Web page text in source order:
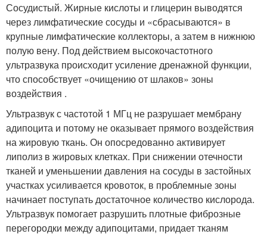
Сосудистый. Жирные кислоты и глицерин выводятся
через лимфатические сосуды и «сбрасываются» в
крупные лимфатические коллекторы, а затем в нижнюю
полую вену. Под действием высокочастотного
ультразвука происходит усиление дренажной функции,
что способствует «очищению от шлаков» зоны
воздействия .
Ультразвук с частотой 1 МГц не разрушает мембрану
адипоцита и потому не оказывает прямого воздействия
на жировую ткань. Он опосредованно активирует
липолиз в жировых клетках. При снижении отечности
тканей и уменьшении давления на сосуды в застойных
участках усиливается кровоток, в проблемные зоны
начинает поступать достаточное количество кислорода.
Ультразвук помогает разрушить плотные фиброзные
перегородки между адипоцитами, придает тканям